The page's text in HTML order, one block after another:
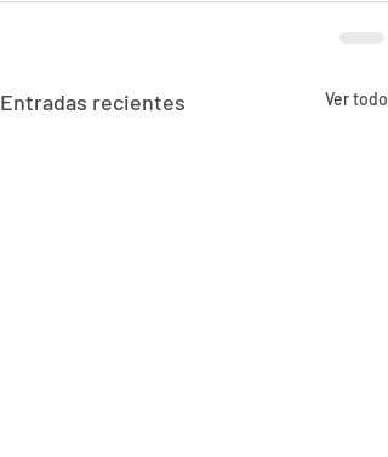
Entradas recientes Ver todo